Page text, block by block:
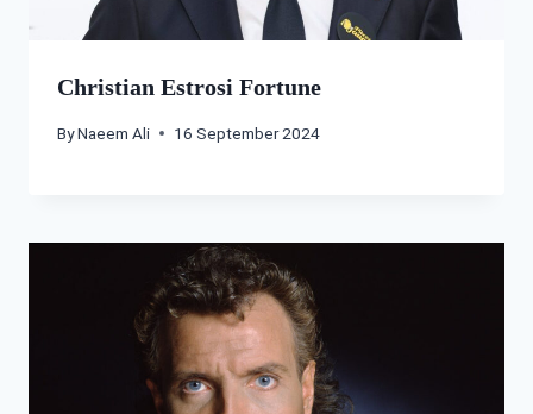
Christian Estrosi Fortune
ByNaeem Ali 16 September 2024